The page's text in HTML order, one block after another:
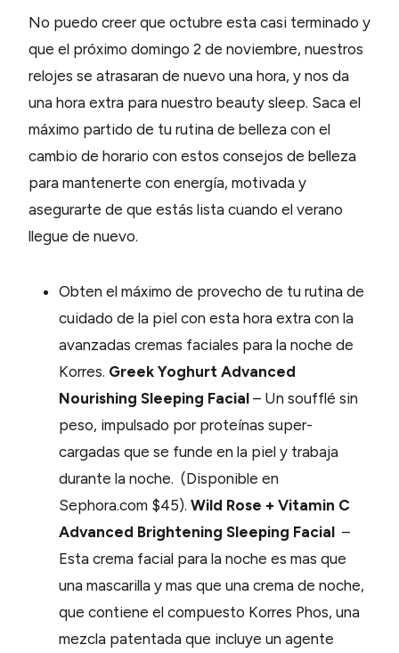
No puedo creer que octubre esta casi terminado y
que el próximo domingo 2 de noviembre, nuestros
relojes se atrasaran de nuevo una hora, y nos da
una hora extra para nuestro beauty sleep. Saca el
máximo partido de tu rutina de belleza con el
cambio de horario con estos consejos de belleza
para mantenerte con energía, motivada y
asegurarte de que estás lista cuando el verano
llegue de nuevo.
Obten el máximo de provecho de tu rutina de
cuidado de la piel con esta hora extra con la
avanzadas cremas faciales para la noche de
Korres. Greek Yoghurt Advanced
Nourishing Sleeping Facial – Un soufflé sin
peso, impulsado por proteínas super-
cargadas que se funde en la piel y trabaja
durante la noche. (Disponible en
Sephora.com $45). Wild Rose + Vitamin C
Advanced Brightening Sleeping Facial –
Esta crema facial para la noche es mas que
una mascarilla y mas que una crema de noche,
que contiene el compuesto Korres Phos, una
mezcla patentada que incluye un agente